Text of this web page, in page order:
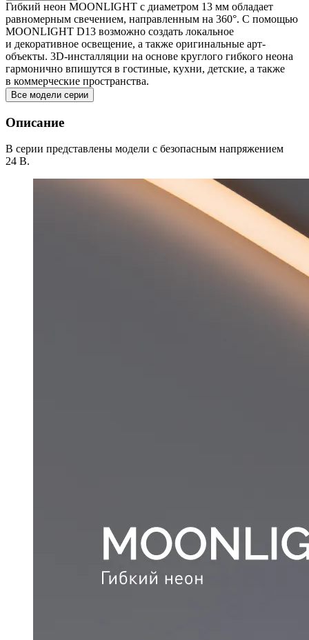
Гибкий неон MOONLIGHT с диаметром 13 мм обладает
равномерным свечением, направленным на 360°. С помощью
MOONLIGHT D13 возможно создать локальное
и декоративное освещение, а также оригинальные арт-
объекты. 3D-инсталляции на основе круглого гибкого неона
гармонично впишутся в гостиные, кухни, детские, а также
в коммерческие пространства.
Все модели серии
Описание
В серии представлены модели с безопасным напряжением
24 В.